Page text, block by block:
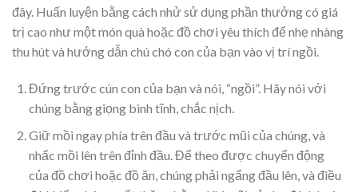
đây. Huấn luyện bằng cách nhử sử dụng phần thưởng có giá
trị cao như một món quà hoặc đồ chơi yêu thích để nhẹ nhàng
thu hút và hướng dẫn chú chó con của bạn vào vị trí ngồi.
Đứng trước cún con của bạn và nói, “ngồi”. Hãy nói với
chúng bằng giọng bình tĩnh, chắc nịch.
Giữ mồi ngay phía trên đầu và trước mũi của chúng, và
nhấc mồi lên trên đỉnh đầu. Để theo được chuyển động
của đồ chơi hoặc đồ ăn, chúng phải ngẩng đầu lên, và điều